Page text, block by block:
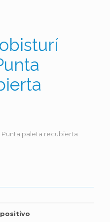
Punta paleta recubierta